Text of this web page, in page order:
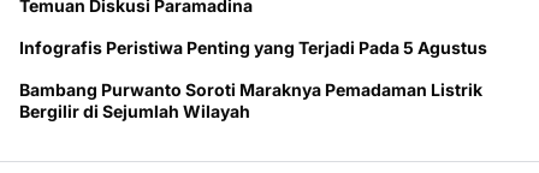
Temuan Diskusi Paramadina
Infografis Peristiwa Penting yang Terjadi Pada 5 Agustus
Bambang Purwanto Soroti Maraknya Pemadaman Listrik
Bergilir di Sejumlah Wilayah